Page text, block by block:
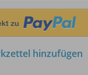
hinzufügen